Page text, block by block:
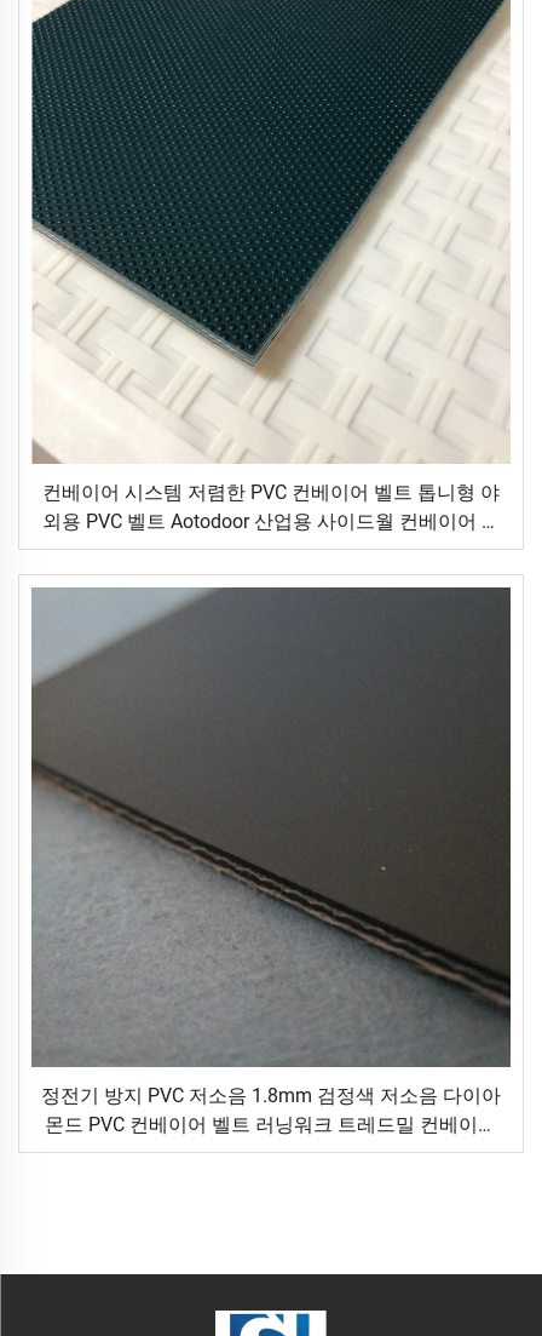
컨베이어 시스템 저렴한 PVC 컨베이어 벨트 톱니형 야
외용 PVC 벨트 Aotodoor 산업용 사이드월 컨베이어 벨
트
정전기 방지 PVC 저소음 1.8mm 검정색 저소음 다이아
몬드 PVC 컨베이어 벨트 러닝워크 트레드밀 컨베이어
벨트